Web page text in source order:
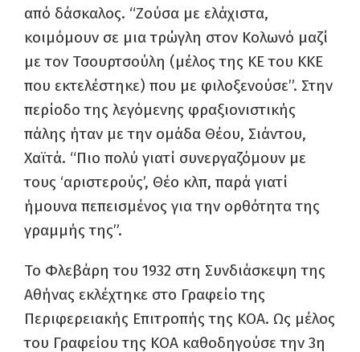
από δάσκαλος. “Ζούσα με ελάχιστα,
κοιμόμουν σε μια τρώγλη στον Κολωνό μαζί
με τον Τσουρτσούλη (μέλος της ΚΕ του ΚΚΕ
που εκτελέστηκε) που με φιλοξενούσε”. Στην
περίοδο της λεγόμενης φραξιονιστικής
πάλης ήταν με την ομάδα Θέου, Σιάντου,
Χαϊτά. “Πιο πολύ γιατί συνεργαζόμουν με
τους ‘αριστερούς’, Θέο κλπ, παρά γιατί
ήμουνα πεπεισμένος για την ορθότητα της
γραμμής της”.
Το Φλεβάρη του 1932 στη Συνδιάσκεψη της
Αθήνας εκλέχτηκε στο Γραφείο της
Περιφερειακής Επιτροπής της ΚΟΑ. Ως μέλος
του Γραφείου της ΚΟΑ καθοδηγούσε την 3η